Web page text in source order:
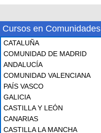
Cursos en Comunidades
CATALUÑA
COMUNIDAD DE MADRID
ANDALUCÍA
COMUNIDAD VALENCIANA
PAÍS VASCO
GALICIA
CASTILLA Y LEÓN
CANARIAS
CASTILLA LA MANCHA